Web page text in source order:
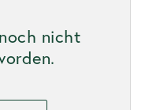
nicht